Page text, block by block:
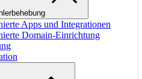
Apps und Integrationen
Domain-Einrichtung